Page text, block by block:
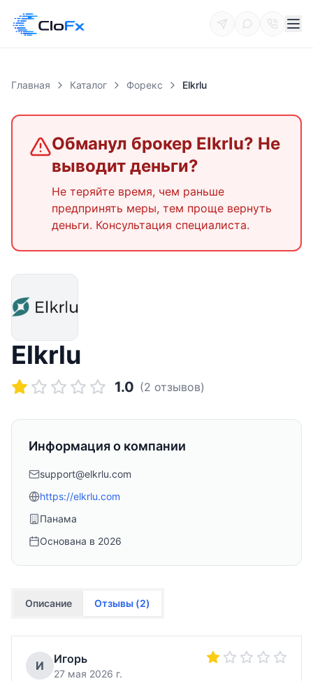
Главная Каталог Форекс Elkrlu
Обманул брокер Elkrlu? Не
выводит деньги?
Не теряйте время, чем раньше
предпринять меры, тем проще вернуть
деньги. Консультация специалиста.
Elkrlu
1.0 (2 отзывов)
Информация о компании
support@elkrlu.com
https://elkrlu.com
Панама
Основана в 2026
Описание Отзывы (2)
И Игорь
27 мая 2026 г.